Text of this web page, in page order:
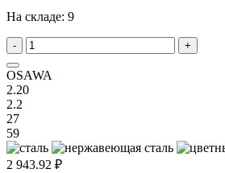
На складе: 9
- +
OSAWA
2.20
2.2
27
59
2 943.92 ₽